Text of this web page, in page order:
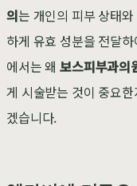
의는 개인의 피부 상태
하게 유효 성분을 전달
에서는 왜보스피부과의
게 시술받는 것이 중요
겠습니다.